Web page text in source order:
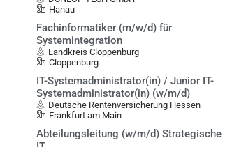
Hanau
Fachinformatiker (m/w/d) für
Systemintegration
Landkreis Cloppenburg
Cloppenburg
IT-Systemadministrator(in) / Junior IT-
Systemadministrator(in) (w/m/d)
Deutsche Rentenversicherung Hessen
Frankfurt am Main
Abteilungsleitung (w/m/d) Strategische